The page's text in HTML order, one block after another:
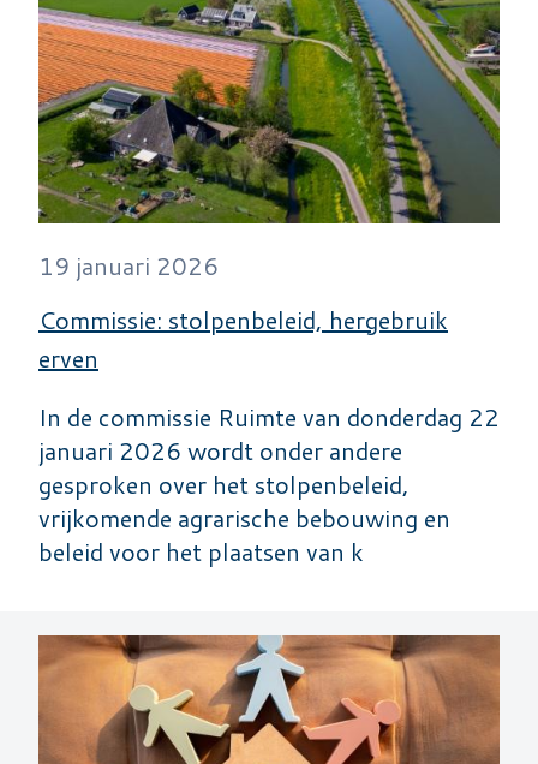
19 januari 2026
Commissie: stolpenbeleid, hergebruik
erven
In de commissie Ruimte van donderdag 22
januari 2026 wordt onder andere
gesproken over het stolpenbeleid,
vrijkomende agrarische bebouwing en
beleid voor het plaatsen van k